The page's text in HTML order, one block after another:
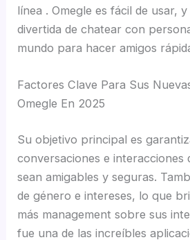
línea . Omegle es fácil de usar,
divertida de chatear con
mundo para hacer amigos
Factores Clave Para Sus
Omegle En 2025
Su objetivo principal es
conversaciones e interacciones
sean amigables y seguras.
de género e intereses, lo que
más management sobre sus
fue una de las increíbles